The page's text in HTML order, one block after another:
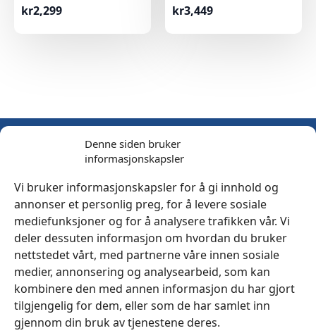
Denne siden bruker
informasjonskapsler
Vi bruker informasjonskapsler for å gi innhold og
annonser et personlig preg, for å levere sosiale
mediefunksjoner og for å analysere trafikken vår. Vi
deler dessuten informasjon om hvordan du bruker
nettstedet vårt, med partnerne våre innen sosiale
medier, annonsering og analysearbeid, som kan
kombinere den med annen informasjon du har gjort
tilgjengelig for dem, eller som de har samlet inn
gjennom din bruk av tjenestene deres.
kr2,299 kr3,449
Bli medlem i vår
kundeklubb
Få 10% rabattkupong på ditt neste
kjøp
Faste og og eksklusive tilbud kun for
våre medlemmer
Bonuspoeng: Opparbeid deg poeng